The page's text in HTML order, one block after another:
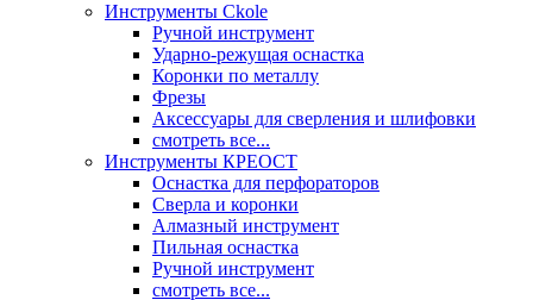
Инструменты Ckole
Ручной инструмент
Ударно‑режущая оснастка
Коронки по металлу
Фрезы
Аксессуары для сверления и шлифовки
смотреть все...
Инструменты КРЕОСТ
Оснастка для перфораторов
Сверла и коронки
Алмазный инструмент
Пильная оснастка
Ручной инструмент
смотреть все...